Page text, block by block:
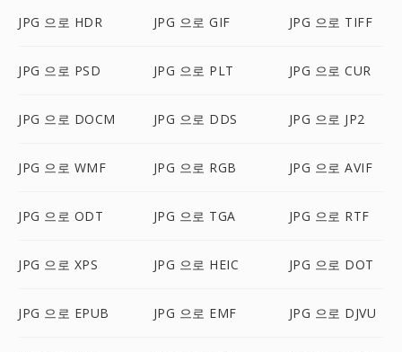
JPG 으로 HDR JPG 으로 GIF JPG 으로 TIFF
JPG 으로 PSD JPG 으로 PLT JPG 으로 CUR
JPG 으로 DOCM JPG 으로 DDS JPG 으로 JP2
JPG 으로 WMF JPG 으로 RGB JPG 으로 AVIF
JPG 으로 ODT JPG 으로 TGA JPG 으로 RTF
JPG 으로 XPS JPG 으로 HEIC JPG 으로 DOT
JPG 으로 EPUB JPG 으로 EMF JPG 으로 DJVU